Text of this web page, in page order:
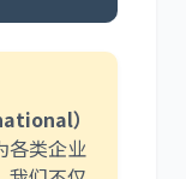
）
各类企业